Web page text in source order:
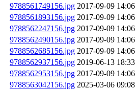
9788561749156.jpg 2017-09-09 14:06
9788561893156.jpg 2017-09-09 14:06
9788562247156.jpg 2017-09-09 14:06
9788562490156.jpg 2017-09-09 14:06
9788562685156.jpg 2017-09-09 14:06
9788562937156.jpg 2019-06-13 18:33
9788562953156.jpg 2017-09-09 14:06
9788563042156.jpg 2025-03-06 09:08